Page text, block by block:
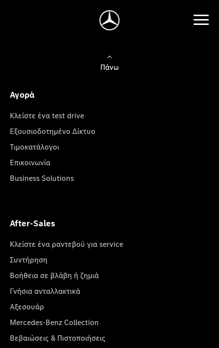
Πάνω
Αγορά
Κλείστε ένα test drive
Εξουσιοδοτημένο Δίκτυο
Τιμοκατάλογοι
Επικοινωνία
Business Solutions
After-Sales
Κλείστε ένα ραντεβού για service
Συντήρηση
Βοήθεια σε βλάβη ή ζημιά
Γνήσια ανταλλακτικά
Αξεσουάρ
Mercedes-Benz Collection
Βεβαιώσεις & Πιστοποιήσεις